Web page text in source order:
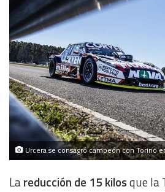
Urcera se consagró campeón con Torino
Lareducción de 15 kilosque la